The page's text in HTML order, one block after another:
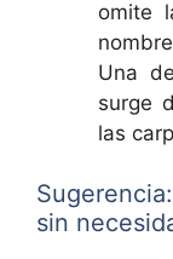
omite
Una
surge
las
sin